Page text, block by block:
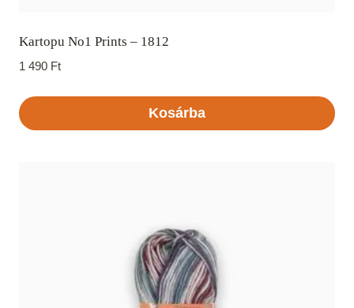
Kartopu No1 Prints – 1812
1 490 Ft
Kosárba